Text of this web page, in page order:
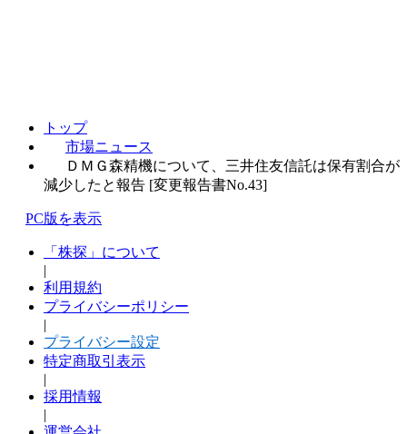
トップ
市場ニュース
ＤＭＧ森精機について、三井住友信託は保有割合が
減少したと報告 [変更報告書No.43]
PC版を表示
「株探」について
|
利用規約
プライバシーポリシー
|
プライバシー設定
特定商取引表示
|
採用情報
|